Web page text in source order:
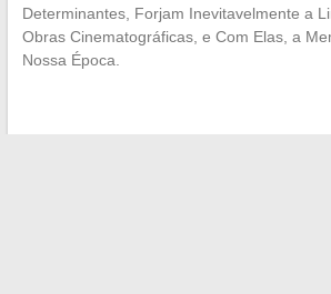
Determinantes, Forjam Inevitavelmente a
Obras Cinematográficas, e Com Elas, a
Nossa Época.